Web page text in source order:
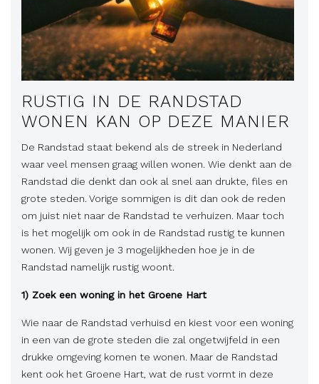
RUSTIG IN DE RANDSTAD
WONEN KAN OP DEZE MANIER
De Randstad staat bekend als de streek in Nederland
waar veel mensen graag willen wonen. Wie denkt aan de
Randstad die denkt dan ook al snel aan drukte, files en
grote steden. Vorige sommigen is dit dan ook de reden
om juist niet naar de Randstad te verhuizen. Maar toch
is het mogelijk om ook in de Randstad rustig te kunnen
wonen. Wij geven je 3 mogelijkheden hoe je in de
Randstad namelijk rustig woont.
1) Zoek een woning in het Groene Hart
Wie naar de Randstad verhuisd en kiest voor een woning
in een van de grote steden die zal ongetwijfeld in een
drukke omgeving komen te wonen. Maar de Randstad
kent ook het Groene Hart, wat de rust vormt in deze